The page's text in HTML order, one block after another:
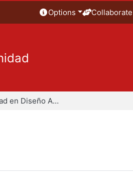
Options Collaborate
Especialidad en Diseño Ambiental